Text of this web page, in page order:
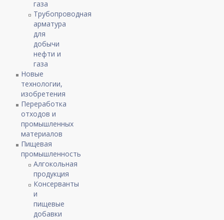
газа
Трубопроводная
арматура
для
добычи
нефти и
газа
Новые
технологии,
изобретения
Переработка
отходов и
промышленных
материалов
Пищевая
промышленность
Алгокольная
продукция
Консерванты
и
пищевые
добавки